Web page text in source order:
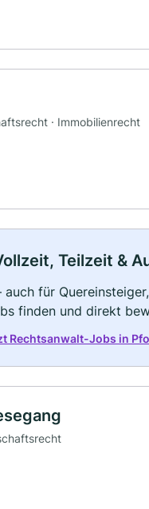
· Immobilienrecht
Teilzeit &
für Quereinsteiger,
finden und direkt
Rechtsanwalt-Jobs in